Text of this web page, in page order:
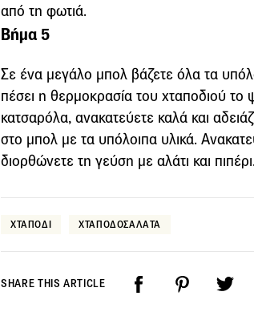
από τη φωτιά.
Βήμα 5
Σε ένα μεγάλο μπολ βάζετε όλα τα
πέσει η θερμοκρασία του χταποδιού το
κατσαρόλα, ανακατεύετε καλά και
στο μπολ με τα υπόλοιπα υλικά.
διορθώνετε τη γεύση με αλάτι και
ΧΤΑΠΟΔΙ ΧΤΑΠΟΔΟΣΑΛΑΤΑ
SHARE THIS ARTICLE